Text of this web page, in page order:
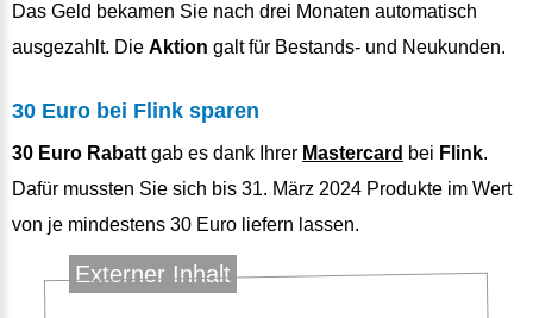
Das Geld bekamen Sie nach drei Monaten automatisch
ausgezahlt. Die Aktion galt für Bestands- und Neukunden.
30 Euro bei Flink sparen
30 Euro Rabatt gab es dank Ihrer Mastercard bei Flink.
Dafür mussten Sie sich bis 31. März 2024 Produkte im Wert
von je mindestens 30 Euro liefern lassen.
Externer Inhalt